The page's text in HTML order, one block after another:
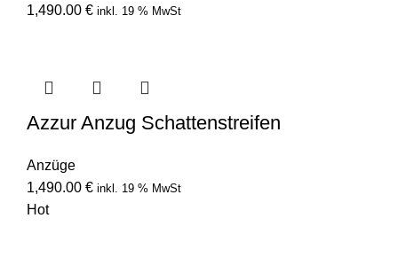
1,490.00 € inkl. 19 % MwSt
Azzur Anzug Schattenstreifen
Anzüge
1,490.00 € inkl. 19 % MwSt
Hot